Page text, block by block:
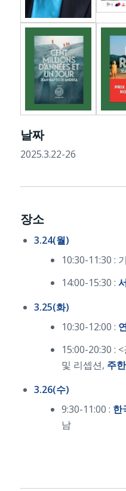
날짜
2025.3.22-26
장소
3.24(월)
10:30-11:30 :
14:00-15:30 :
3.25(화)
10:30-12:00 :
15:00-20:30 :
및 리셉션, 주
3.26(수)
9:30-11:00 : 한
남